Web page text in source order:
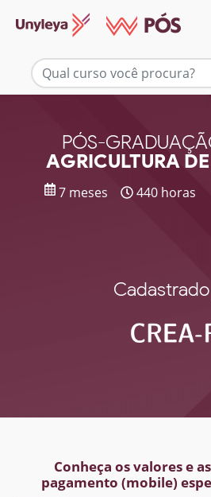
PÓS-
AGRICULTURA
7 meses 440 horas
Conheça os valores e
pagamento (mobile)
Mais